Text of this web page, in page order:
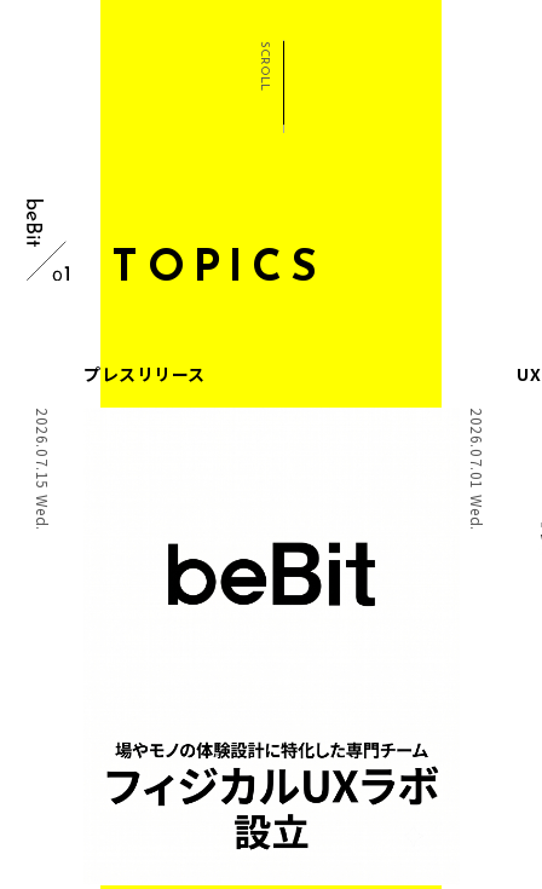
SCROLL
T O P I C S
2026.07.15 Wed.
プレスリリース
2026.07.01 Wed.